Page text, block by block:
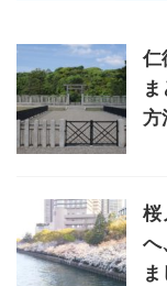
仁
方
桜
へ